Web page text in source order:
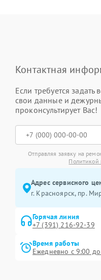
Контактная
Если требуется задать
свои данные и
проконсультирует Вас!
Отправляя заявку на
Политикой
Адрес сервисного
г. Красноярск, ​пр.
Горячая линия
+7 (391) 216-92-39
Время работы
Ежедневно с 9:00